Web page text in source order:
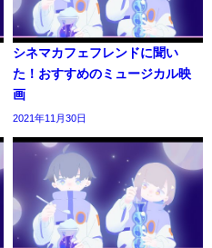
シネマカフェフレンドに聞い
た！おすすめのミュージカル映
画
2021年11月30日